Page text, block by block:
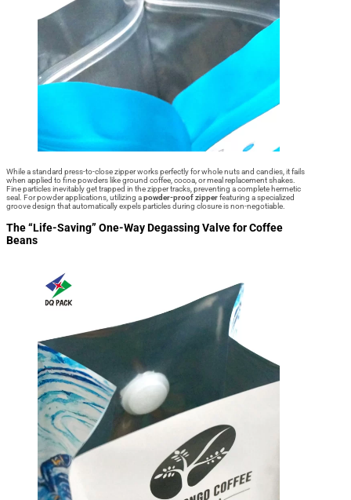
While a standard press-to-close zipper works perfectly for whole nuts and candies, it fails
when applied to fine powders like ground coffee, cocoa, or meal replacement shakes.
Fine particles inevitably get trapped in the zipper tracks, preventing a complete hermetic
seal. For powder applications, utilizing apowder-proof zipperfeaturing a specialized
groove design that automatically expels particles during closure is non-negotiable.
The “Life-Saving” One-Way Degassing Valve for Coffee
Beans